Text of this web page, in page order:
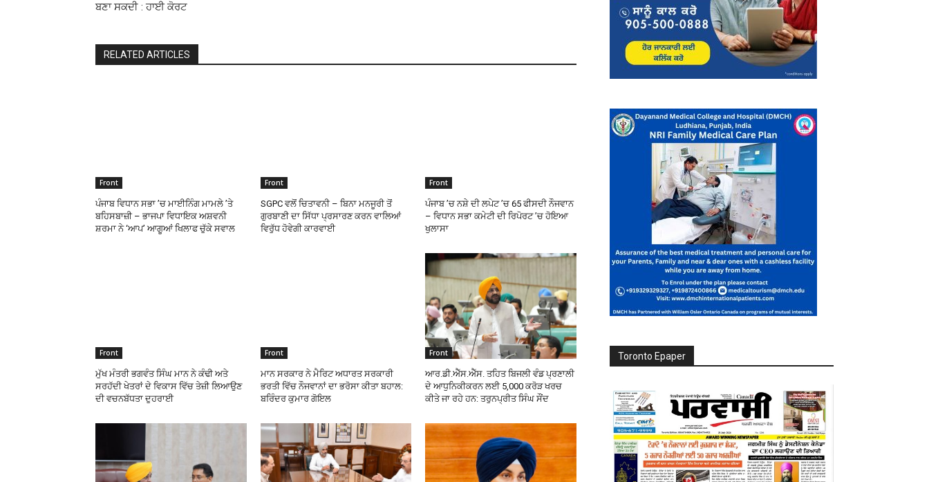
ਬਣਾ ਸਕਦੀ : ਹਾਈ ਕੋਰਟ
RELATED ARTICLES
Front
ਪੰਜਾਬ ਵਿਧਾਨ ਸਭਾ ’ਚ ਮਾਈਨਿੰਗ ਮਾਮਲੇ ’ਤੇ
ਬਹਿਸਬਾਜ਼ੀ – ਭਾਜਪਾ ਵਿਧਾਇਕ ਅਸ਼ਵਨੀ
ਸ਼ਰਮਾ ਨੇ ‘ਆਪ’ ਆਗੂਆਂ ਖਿਲਾਫ ਚੁੱਕੇ ਸਵਾਲ
Front
SGPC ਵਲੋਂ ਚਿਤਾਵਨੀ – ਬਿਨਾ ਮਨਜੂਰੀ ਤੋਂ
ਗੁਰਬਾਣੀ ਦਾ ਸਿੱਧਾ ਪ੍ਰਸਾਰਣ ਕਰਨ ਵਾਲਿਆਂ
ਵਿਰੁੱਧ ਹੋਵੇਗੀ ਕਾਰਵਾਈ
Front
ਪੰਜਾਬ ’ਚ ਨਸ਼ੇ ਦੀ ਲਪੇਟ ’ਚ 65 ਫੀਸਦੀ ਨੌਜਵਾਨ
– ਵਿਧਾਨ ਸਭਾ ਕਮੇਟੀ ਦੀ ਰਿਪੋਰਟ ’ਚ ਹੋਇਆ
ਖੁਲਾਸਾ
Front
ਮੁੱਖ ਮੰਤਰੀ ਭਗਵੰਤ ਸਿੰਘ ਮਾਨ ਨੇ ਕੰਢੀ ਅਤੇ
ਸਰਹੱਦੀ ਖੇਤਰਾਂ ਦੇ ਵਿਕਾਸ ਵਿੱਚ ਤੇਜ਼ੀ ਲਿਆਉਣ
ਦੀ ਵਚਨਬੱਧਤਾ ਦੁਹਰਾਈ
Front
ਮਾਨ ਸਰਕਾਰ ਨੇ ਮੈਰਿਟ ਅਧਾਰਤ ਸਰਕਾਰੀ
ਭਰਤੀ ਵਿੱਚ ਨੌਜਵਾਨਾਂ ਦਾ ਭਰੋਸਾ ਕੀਤਾ ਬਹਾਲ:
ਬਰਿੰਦਰ ਕੁਮਾਰ ਗੋਇਲ
Front
ਆਰ.ਡੀ.ਐੱਸ.ਐੱਸ. ਤਹਿਤ ਬਿਜਲੀ ਵੰਡ ਪ੍ਰਣਾਲੀ
ਦੇ ਆਧੁਨਿਕੀਕਰਨ ਲਈ 5,000 ਕਰੋੜ ਖਰਚ
ਕੀਤੇ ਜਾ ਰਹੇ ਹਨ: ਤਰੁਨਪ੍ਰੀਤ ਸਿੰਘ ਸੌਂਦ
Toronto Epaper